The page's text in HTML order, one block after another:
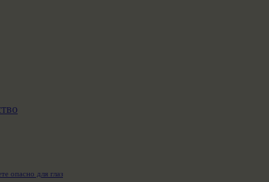
опасно для глаз